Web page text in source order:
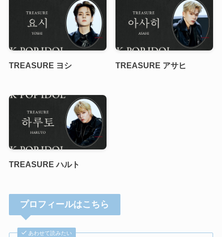
TREASURE ヨシ TREASURE アサヒ
TREASURE ハルト
プロフィールはこちら
あわせて読みたい